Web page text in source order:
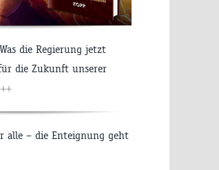
die Regierung jetzt
die Zukunft unserer
alle – die Enteignung geht